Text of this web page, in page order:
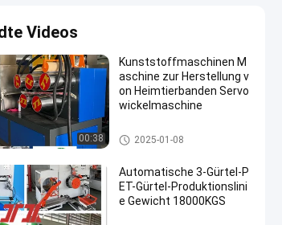
Videos
00:38
Kunststoffmaschinen M
aschine zur Herstellung v
on Heimtierbanden Servo
wickelmaschine
Maschine zur Herstellung von
PET-Bändern
2025-01-08
Automatische 3-Gürtel-P
ET-Gürtel-Produktionslini
e Gewicht 18000KGS